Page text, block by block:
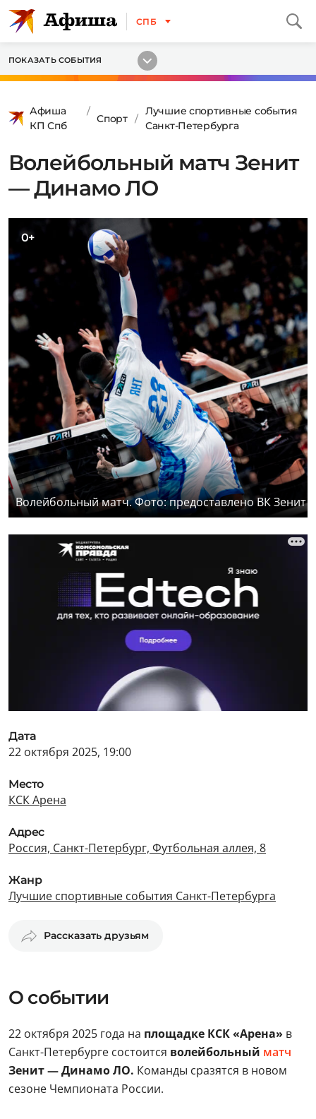
СПБ
ПОКАЗАТЬ СОБЫТИЯ
Афиша
КП Спб
Спорт
Лучшие спортивные события
Санкт-Петербурга
Волейбольный матч Зенит
— Динамо ЛО
0+
Волейбольный матч. Фото: предоставлено ВК Зенит
Дата
22 октября 2025, 19:00
Место
КСК Арена
Адрес
Россия, Санкт-Петербург, Футбольная аллея, 8
Жанр
Лучшие спортивные события Санкт-Петербурга
Рассказать друзьям
О событии
22 октября 2025 года на площадке КСК «Арена» в
Санкт-Петербурге состоится волейбольный матч
Зенит — Динамо ЛО. Команды сразятся в новом
сезоне Чемпионата России.